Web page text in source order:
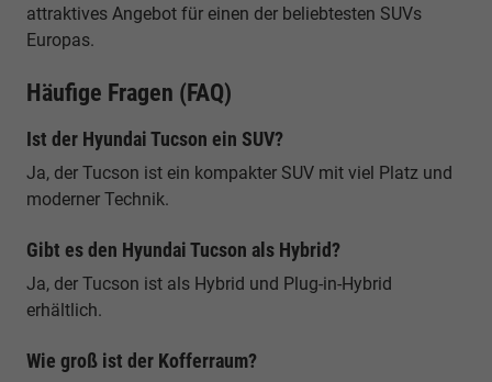
attraktives Angebot für einen der beliebtesten SUVs
Europas.
Häufige Fragen (FAQ)
Ist der Hyundai Tucson ein SUV?
Ja, der Tucson ist ein kompakter SUV mit viel Platz und
moderner Technik.
Gibt es den Hyundai Tucson als Hybrid?
Ja, der Tucson ist als Hybrid und Plug-in-Hybrid
erhältlich.
Wie groß ist der Kofferraum?